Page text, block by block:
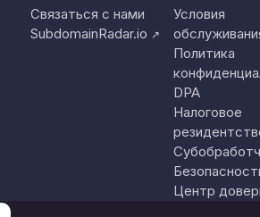
Связаться с нами
SubdomainRadar.io ↗
Условия
Политика
DPA
Налоговое
Центр